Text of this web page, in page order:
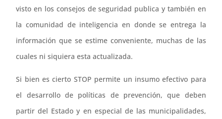
visto en los consejos de seguridad publica y también en
la comunidad de inteligencia en donde se entrega la
información que se estime conveniente, muchas de las
cuales ni siquiera esta actualizada.
Si bien es cierto STOP permite un insumo efectivo para
el desarrollo de políticas de prevención, que deben
partir del Estado y en especial de las municipalidades,